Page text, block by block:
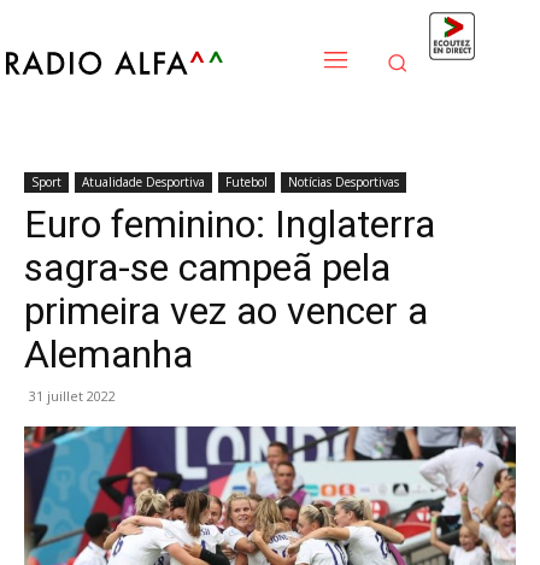
Sport Atualidade Desportiva Futebol Notícias Desportivas
Euro feminino: Inglaterra
sagra-se campeã pela
primeira vez ao vencer a
Alemanha
31 juillet 2022